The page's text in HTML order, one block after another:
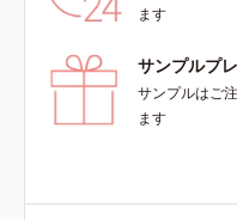
ます
サンプルプ
サンプルはご
ます